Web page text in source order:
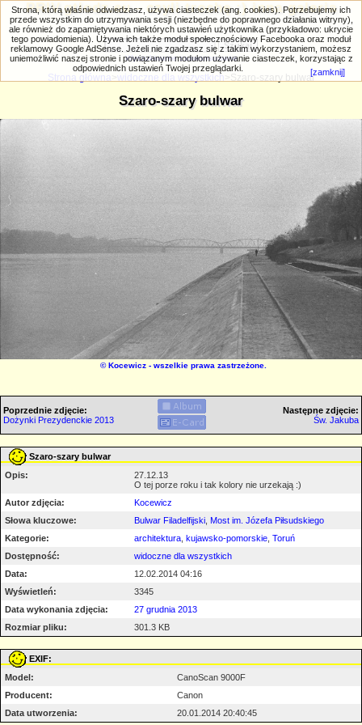
PRIV.gtlodz.eu - czyli trochę ;) inna galeria
Wyszukiwanie zaawansowane
Strona główna widoczne dla wszystkich >Szaro-szary bulwar
Szaro-szary bulwar
©Kocewicz - wszelkie prawa zastrzeżone.
Poprzednie zdjęcie:
Dożynki Prezydenckie 2013
Następne zdjęcie:
Św. Jakuba
Szaro-szary bulwar
Opis:
27.12.13
O tej porze roku i tak kolory nie urzekają :)
Autor zdjęcia:
Kocewicz
Słowa kluczowe:
Bulwar Filadelfijski Most im. Józefa Piłsudskiego
Kategorie:
architektura kujawsko-pomorskie Toruń
Dostępność:
widoczne dla wszystkich
Data:
12.02.2014 04:16
Wyświetleń:
3345
Data wykonania zdjęcia:
27 grudnia 2013
Rozmiar pliku:
301.3 KB
EXIF:
Model:
CanoScan 9000F
Producent:
Canon
Data utworzenia:
20.01.2014 20:40:45
Strona, którą właśnie odwiedzasz, używa ciasteczek (ang. cookies). Potrzebujemy ich
przede wszystkim do utrzymywania sesji (niezbędne do poprawnego działania witryny),
ale również do zapamiętywania niektórych ustawień użytkownika (przykładowo: ukrycie
tego powiadomienia). Używa ich także moduł społecznościowy Facebooka oraz moduł
reklamowy Google AdSense. Jeżeli nie zgadzasz się z takim wykorzystaniem, możesz
uniemożliwić naszej stronie i powiązanym modułom używanie ciasteczek, korzystając z
odpowiednich ustawień Twojej przeglądarki.
[zamknij]